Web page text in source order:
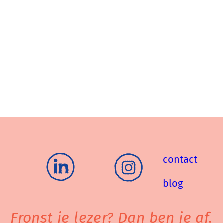
contact
blog
Fronst je lezer? Dan ben je af.